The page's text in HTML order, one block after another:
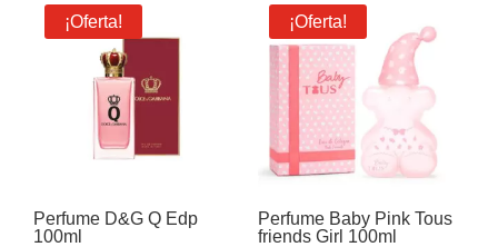
¡Oferta!
Perfume D&G Q Edp
100ml
¡Oferta!
Perfume Baby Pink Tous
friends Girl 100ml